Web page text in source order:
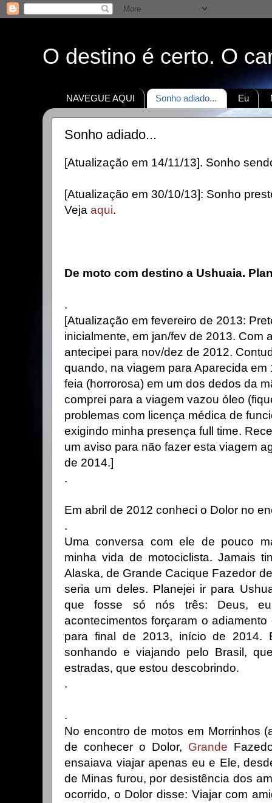
O destino é certo. O
NAVEGUE AQUI Sonho adiado... Eu
Sonho adiado...
[Atualização em 14/11/13]. Sonho
[Atualização em 30/10/13]: Sonho
Veja aqui.
De moto com destino a Ushuaia.
.
[Atualização em fevereiro de 2013:
inicialmente, em jan/fev de 2013. Com
antecipei para nov/dez de 2012.
quando, na viagem para Aparecida
feia (horrorosa) em um dos dedos da
comprei para a viagem vazou óleo
problemas com licença médica de
exigindo minha presença full time.
um aviso para não fazer esta viagem
de 2014.]
.
Em abril de 2012 conheci o Dolor no
.
Uma conversa com ele de pouco
minha vida de motociclista. Jamais
Alaska, de Grande Cacique Fazedor
seria um deles. Planejei ir para
que fosse só nós três: Deus,
acontecimentos forçaram o
para final de 2013, início de 2014.
sonhando e viajando pelo Brasil,
estradas, que estou descobrindo.
.
.
No encontro de motos em Morrinhos
de conhecer o Dolor, Grande
ensaiava viajar apenas eu e Ele,
de Minas furou, por desistência dos
ocorrido, o Dolor disse: Viajar com